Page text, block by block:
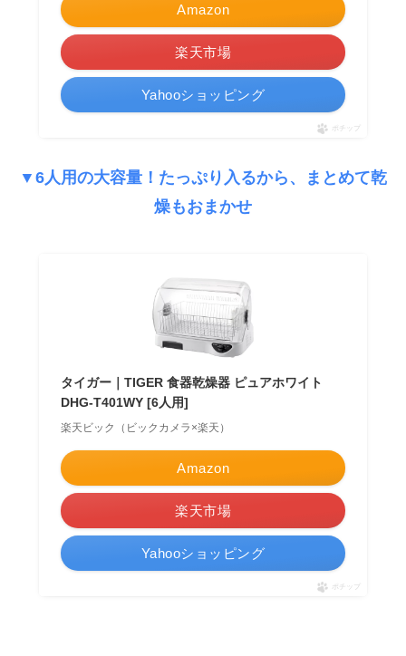
Amazon
楽天市場
Yahooショッピング
ポチップ
▼6人用の大容量！たっぷり入るから、まとめて乾
燥もおまかせ
タイガー｜TIGER 食器乾燥器 ピュアホワイト
DHG-T401WY [6人用]
楽天ビック（ビックカメラ×楽天）
Amazon
楽天市場
Yahooショッピング
ポチップ